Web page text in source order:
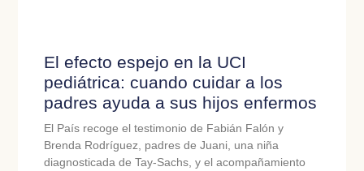
El efecto espejo en la UCI
pediátrica: cuando cuidar a los
padres ayuda a sus hijos enfermos
El País recoge el testimonio de Fabián Falón y
Brenda Rodríguez, padres de Juani, una niña
diagnosticada de Tay-Sachs, y el acompañamiento